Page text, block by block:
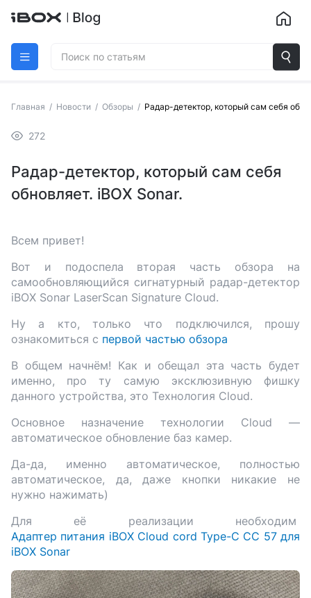
Главная / Новости / Обзоры / Радар-детектор, который сам себя
272
Радар-детектор, который сам себя
обновляет. iBOX Sonar.
Всем привет!
Вот и подоспела вторая часть обзора на
самообновляющийся сигнатурный радар-детектор
iBOX Sonar LaserScan Signature Cloud.
Ну а кто, только что подключился, прошу
ознакомиться с первой частью обзора
В общем начнём! Как и обещал эта часть будет
именно, про ту самую эксклюзивную фишку
данного устройства, это Технология Cloud.
Основное назначение технологии Cloud —
автоматическое обновление баз камер.
Да-да, именно автоматическое, полностью
автоматическое, да, даже кнопки никакие не
нужно нажимать)
Для её реализации необходим
Адаптер питания iBOX Cloud cord Type-C CC 57 для
iBOX Sonar